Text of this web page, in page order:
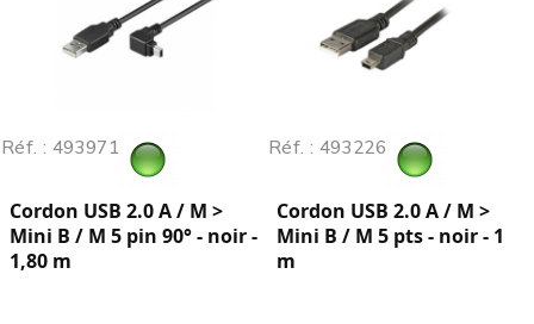
Réf. : 493971
Cordon USB 2.0 A / M >
Mini B / M 5 pin 90° - noir -
1,80 m
Réf. : 493226
Cordon USB 2.0 A / M >
Mini B / M 5 pts - noir - 1
m